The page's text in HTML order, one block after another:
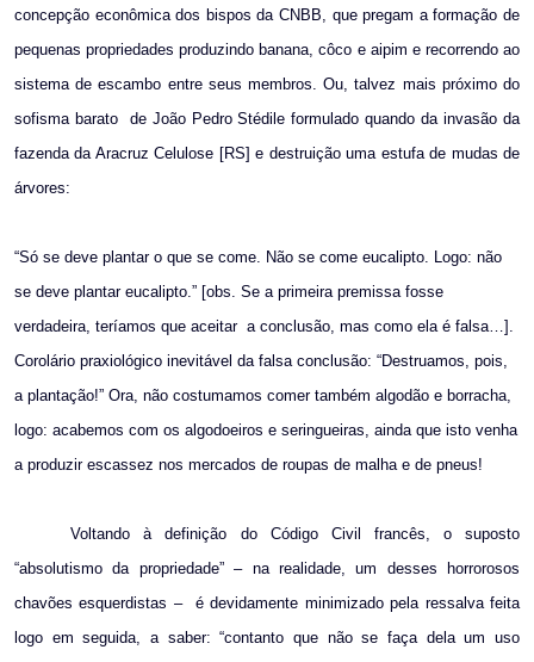
concepção econômica dos bispos da CNBB, que pregam a formação de
pequenas propriedades produzindo banana, côco e aipim e recorrendo ao
sistema de escambo entre seus membros. Ou, talvez mais próximo do
sofisma barato
de João Pedro Stédile formulado quando da invasão da
fazenda da Aracruz Celulose [RS] e destruição uma estufa de mudas de
árvores:
“Só se deve plantar o que se come. Não se come eucalipto. Logo: não
se deve plantar eucalipto.” [obs. Se a primeira premissa fosse
verdadeira, teríamos que aceitar a conclusão, mas como ela é falsa…].
Corolário praxiológico inevitável da falsa conclusão: “Destruamos, pois,
a plantação!” Ora, não costumamos comer também algodão e borracha,
logo: acabemos com os algodoeiros e seringueiras, ainda que isto venha
a produzir escassez nos mercados de roupas de malha e de pneus!
Voltando à definição do Código Civil francês, o suposto
“absolutismo da propriedade” – na realidade, um desses horrorosos
chavões esquerdistas –
é devidamente minimizado pela ressalva feita
logo em seguida, a saber: “contanto que não se faça dela um uso